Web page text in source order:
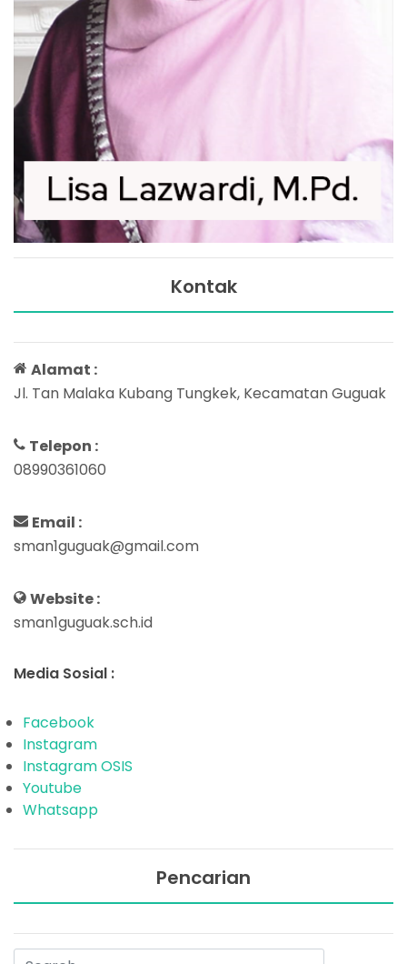
Kontak
Alamat :
Jl. Tan Malaka Kubang Tungkek, Kecamatan Guguak
Telepon :
08990361060
Email :
sman1guguak@gmail.com
Website :
sman1guguak.sch.id
Media Sosial :
Facebook
Instagram
Instagram OSIS
Youtube
Whatsapp
Pencarian